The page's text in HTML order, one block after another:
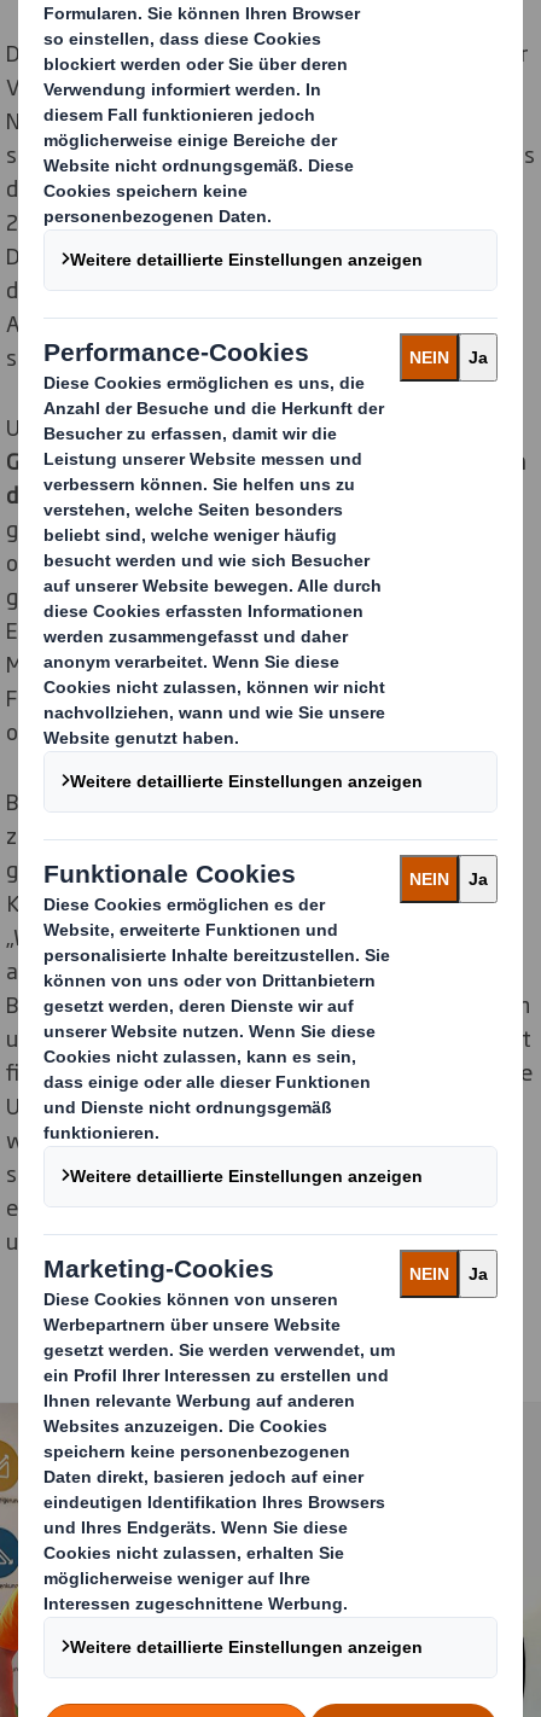
DS Smith ist einer der führenden Hersteller innovativer
Verpackungslösungen. Neben dem Thema
Nachhaltigkeit liegt dem Unternehmen die Gesundheit
seiner Mitarbeiterinnen und Mitarbeiter am Herzen. Aus
diesem Grund ermöglicht DS Smith ihnen seit Ende
2019, Fahrräder und E-Bikes über die Firma zu leasen.
Der Standort Arenshausen (ehemals Mivepa) war eine
der ersten Firmen im Eichsfeld mit einem solchen
Angebot, das die Mitarbeiterinnen und Mitarbeiter
seither mit Begeisterung nutzen.
Um neben dempositiven Beitrag für Fitness,
Gesundheit und Umweltdurch das Fahrradfahren
auch
die Gemeinschaft und den Teamgeist zu fördern
gleichzeitigauch noch etwas Gutes zu tun
organisierten DS Smith Kolleginnen und Kollegen eine
gemeinschaftlicheBenefiz-Fahrradtour
Eichsfeld. An dieser nahmen nicht nur die
Mitarbeitenden selbst teil, auch Familienmitglieder,
Freunde und Bekannte schlossen sich an, radelten mit
oder unterstützen die Initiative mit einer Spende.
Bei der Aktion kam die
stolze Summe von 1.000 €
zusammen, die denEmmaus Hospizdiensten
gespendet wurde. Christina Hoch, leitende
Koordinatorin der Emmaus Hospizdienste freut sich:
„Wir sind begeistert von dieser großartigen und
außergewöhnlichen Unterstützung! Ich möchte allen
Beteiligten auch im Namen all unserer Mitarbeiterinnen
und Mitarbeiter herzlich Danke sagen. Der Hospizdienst
finanziert sich teilweise über Spenden. Ohne finanzielle
Unterstützung wäre es nicht möglich, diesen
weiterzuführen und Betroffene schwerstkranke und
sterbende Erwachsene, sowie lebensverkürzend
erkrankte Kinder und Jugendliche auf ihrem Weg zu
unterstützen und zu begleiten.“